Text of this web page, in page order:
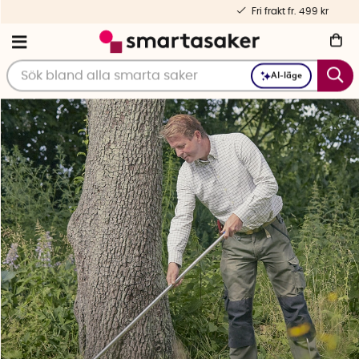
AI-läge
Personlig service – före och efter köp